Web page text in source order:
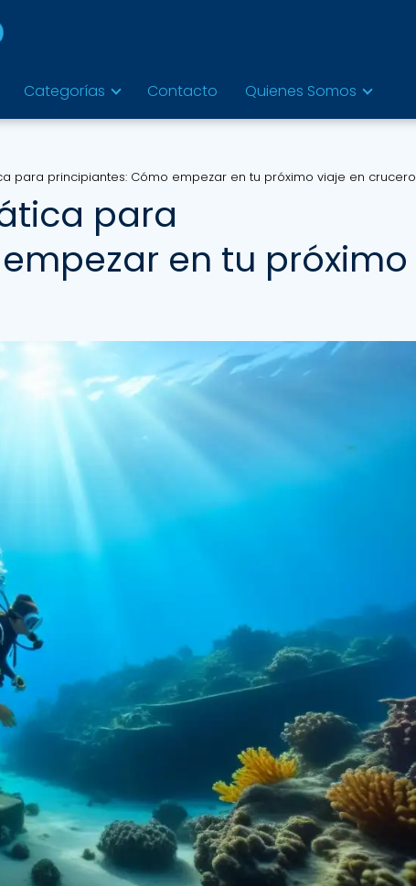
Categorías Contacto Quienes Somos
para principiantes: Cómo empezar en tu próximo viaje en crucero
para
en tu próximo